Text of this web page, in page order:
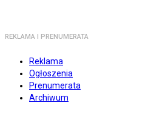
REKLAMA I PRENUMERATA
Reklama
Ogłoszenia
Prenumerata
Archiwum